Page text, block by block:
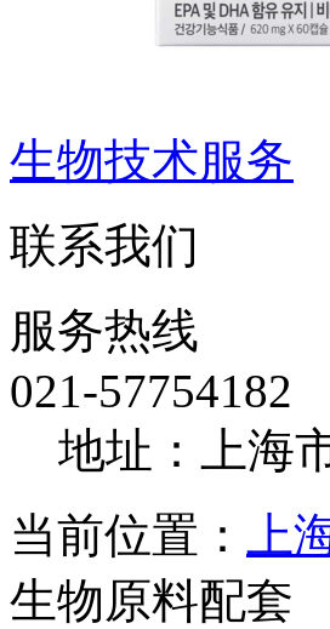
生物技术服务
联系我们
服务热线
021-57754182
地址：上海
当前位置：
上
生物原料配套